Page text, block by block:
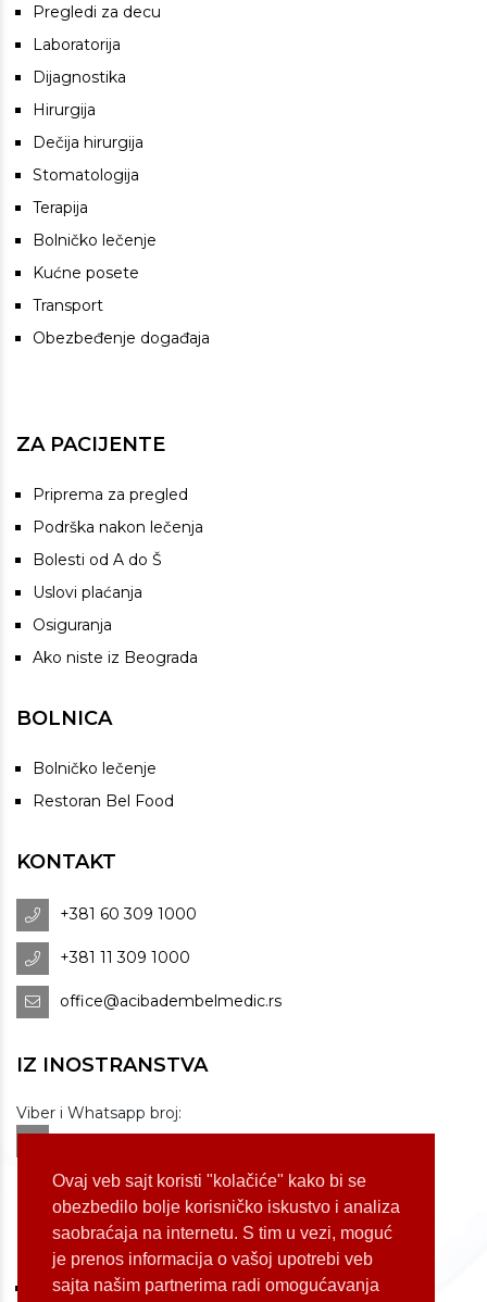
Ovaj veb sajt koristi "kolačiće" kako bi se
obezbedilo bolje korisničko iskustvo i analiza
saobraćaja na internetu. S tim u vezi, moguć
je prenos informacija o vašoj upotrebi veb
sajta našim partnerima radi omogućavanja
Pregledi za decu
Laboratorija
Dijagnostika
Hirurgija
Dečija hirurgija
Stomatologija
Terapija
Bolničko lečenje
Kućne posete
Transport
Obezbeđenje događaja
ZA PACIJENTE
Priprema za pregled
Podrška nakon lečenja
Bolesti od A do Š
Uslovi plaćanja
Osiguranja
Ako niste iz Beograda
BOLNICA
Bolničko lečenje
Restoran Bel Food
KONTAKT
+381 60 309 1000
+381 11 309 1000
office@acibadembelmedic.rs
IZ INOSTRANSTVA
Viber i Whatsapp broj:
+381 60 309 1070
Dostupnost: od 07 do 22h
LOKACIJE
Koste Jovanovića 87 (Voždovac)